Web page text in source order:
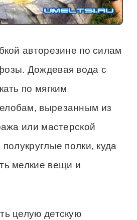
авторезине по силам
Дождевая вода с
по мягким
вырезанным из
или мастерской
полки, куда
мелкие вещи и
целую детскую